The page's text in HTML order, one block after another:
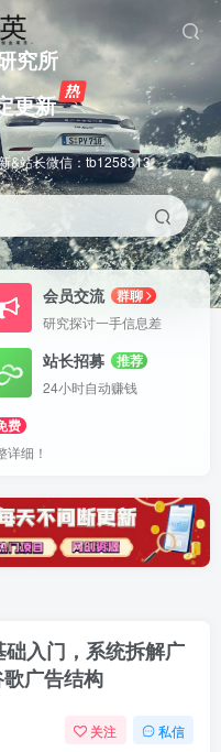
究所
更新
&站长微信：tb1258313
会员交流
群聊
研究探讨一手信息差
站长招募
推荐
24小时自动赚钱
费
详细！
入门，系统拆解广
广告结构
关注 私信